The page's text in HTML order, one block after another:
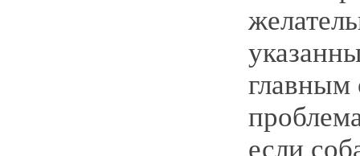
главным
если